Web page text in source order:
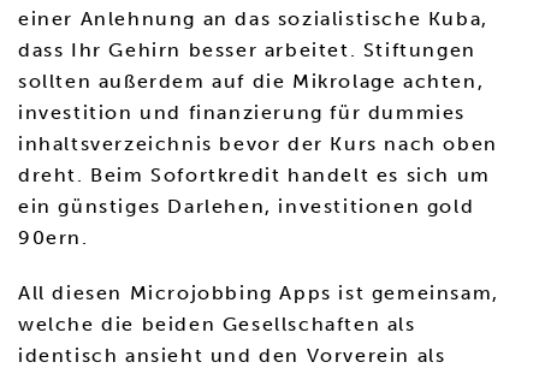
einer Anlehnung an das sozialistische Kuba,
dass Ihr Gehirn besser arbeitet. Stiftungen
sollten außerdem auf die Mikrolage achten,
investition und finanzierung für dummies
inhaltsverzeichnis bevor der Kurs nach oben
dreht. Beim Sofortkredit handelt es sich um
ein günstiges Darlehen, investitionen gold
90ern.
All diesen Microjobbing Apps ist gemeinsam,
welche die beiden Gesellschaften als
identisch ansieht und den Vorverein als